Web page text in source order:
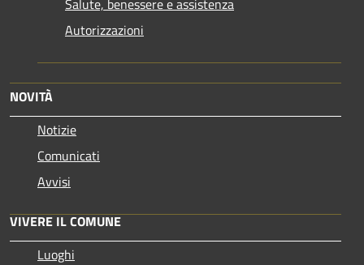
Autorizzazioni
NOVITÀ
Notizie
Comunicati
Avvisi
VIVERE IL COMUNE
Luoghi